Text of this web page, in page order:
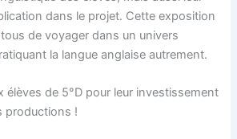
dans le projet. Cette exposition
de voyager dans un univers
la langue anglaise autrement.
élèves de 5°D pour leur investissement
productions !